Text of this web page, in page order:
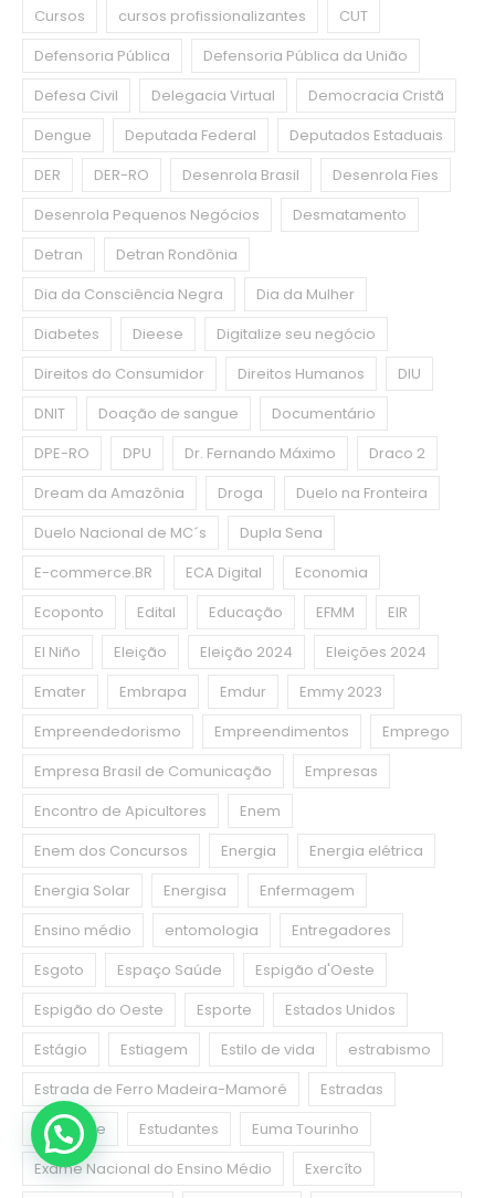
Cursos
cursos profissionalizantes
CUT
Defensoria Pública
Defensoria Pública da União
Defesa Civil
Delegacia Virtual
Democracia Cristã
Dengue
Deputada Federal
Deputados Estaduais
DER
DER-RO Desenrola Brasil
Desenrola Fies
Desenrola Pequenos Negócios
Desmatamento
Detran
Detran Rondônia
Dia da Consciência Negra
Dia da Mulher
Diabetes
Dieese
Digitalize seu negócio
Direitos do Consumidor
Direitos Humanos
DIU
DNIT
Doação de sangue
Documentário
DPE-RO
DPU Dr. Fernando Máximo
Draco 2
Dream da Amazônia
Droga
Duelo na Fronteira
Duelo Nacional de MC´s
Dupla Sena
E-commerce.BR
ECA Digital
Economia
Ecoponto
Edital Educação EFMM
EIR
El Niño
Eleição Eleição 2024
Eleições 2024
Emater
Embrapa Emdur
Emmy 2023
Empreendedorismo
Empreendimentos
Emprego
Empresa Brasil de Comunicação
Empresas
Encontro de Apicultores
Enem
Enem dos Concursos
Energia
Energia elétrica
Energia Solar
Energisa
Enfermagem
Ensino médio
entomologia
Entregadores
Esgoto
Espaço Saúde
Espigão d'Oeste
Espigão do Oeste
Esporte
Estados Unidos
Estágio
Estiagem Estilo de vida
estrabismo
Estrada de Ferro Madeira-Mamoré
Estradas
Estudante
Estudantes
Euma Tourinho
Exame Nacional do Ensino Médio
Exercíto